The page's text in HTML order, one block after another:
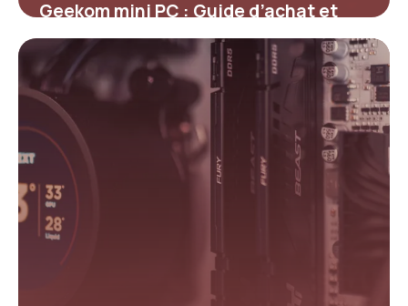
Geekom mini PC : Guide d’achat et
comparatif
23 mai 2026